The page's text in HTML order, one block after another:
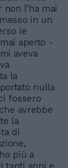
l’ha mai
in un
le
aperto -
aveva
la
nulla
fossero
avrebbe
la
di
più a
tanti anni e